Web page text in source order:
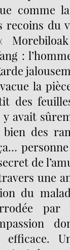
comme
du
:
la
des
avait
des
de
une
du
par